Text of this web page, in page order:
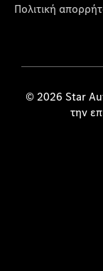
Πολιτική
© 2026 Star
την